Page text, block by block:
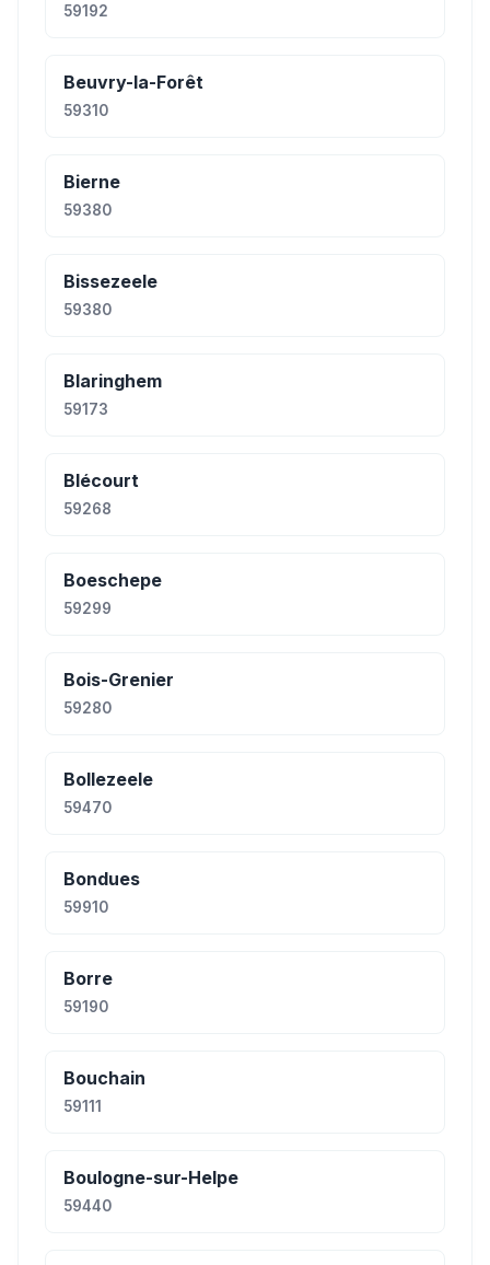
59192
Beuvry-la-Forêt
59310
Bierne
59380
Bissezeele
59380
Blaringhem
59173
Blécourt
59268
Boeschepe
59299
Bois-Grenier
59280
Bollezeele
59470
Bondues
59910
Borre
59190
Bouchain
59111
Boulogne-sur-Helpe
59440